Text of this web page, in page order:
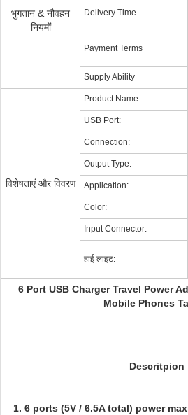
भुगतान & नौवहन
नियमों
Delivery Time
Payment Terms
Supply Ability
विशेषताएं और विवरण
Product Name:
USB Port:
Connection:
Output Type:
Application:
Color:
Input Connector:
हाई लाइट:
6 Port USB Charger Travel Power
Mobile Phones
Descritpion
1. 6 ports (5V / 6.5A total) power